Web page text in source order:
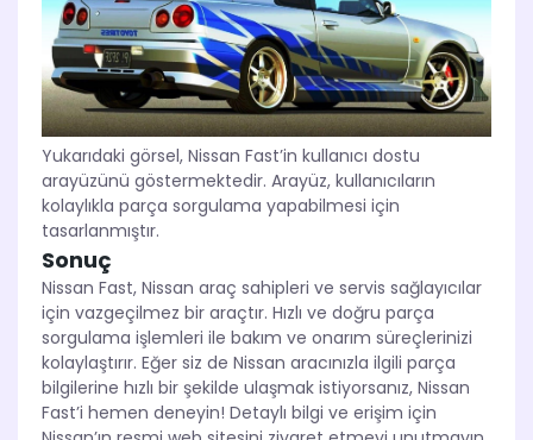
Yukarıdaki görsel, Nissan Fast’in kullanıcı dostu
arayüzünü göstermektedir. Arayüz, kullanıcıların
kolaylıkla parça sorgulama yapabilmesi için
tasarlanmıştır.
Sonuç
Nissan Fast, Nissan araç sahipleri ve servis sağlayıcılar
için vazgeçilmez bir araçtır. Hızlı ve doğru parça
sorgulama işlemleri ile bakım ve onarım süreçlerinizi
kolaylaştırır. Eğer siz de Nissan aracınızla ilgili parça
bilgilerine hızlı bir şekilde ulaşmak istiyorsanız, Nissan
Fast’i hemen deneyin! Detaylı bilgi ve erişim için